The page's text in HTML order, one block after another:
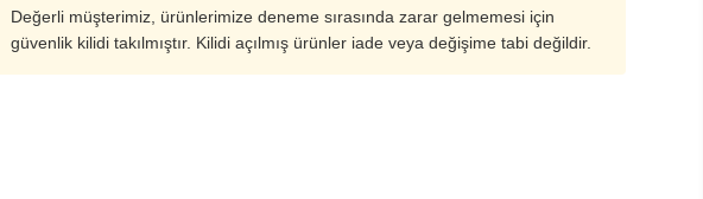
Değerli müşterimiz, ürünlerimize deneme sırasında zarar gelmemesi için
güvenlik kilidi takılmıştır. Kilidi açılmış ürünler iade veya değişime tabi değildir.